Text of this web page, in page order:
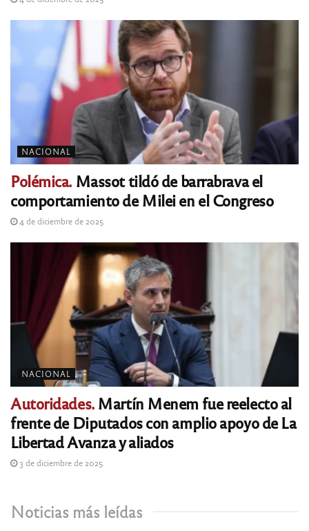
NACIONAL
Polémica. Massot tildó de barrabrava el
comportamiento de Milei en el Congreso
4 de diciembre de 2025
NACIONAL
Autoridades.Martín Menem fue reelecto al
frente de Diputados con amplio apoyo de La
Libertad Avanza y aliados
3 de diciembre de 2025
Noticias más leídas